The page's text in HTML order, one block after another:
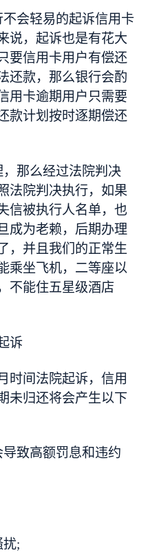
会轻易的起诉信用卡
说，起诉也是有花大
要信用卡用户有偿还
还款，那么银行会酌
用卡逾期用户只需要
款计划按时逐期偿还
那么经过法院判决
法院判决执行，如果
信被执行人名单，也
成为老赖，后期办理
，并且我们的正常生
乘坐飞机，二等座以
不能住五星级酒店
诉
时间法院起诉，信用
未归还将会产生以下
致高额罚息和违约
扰;